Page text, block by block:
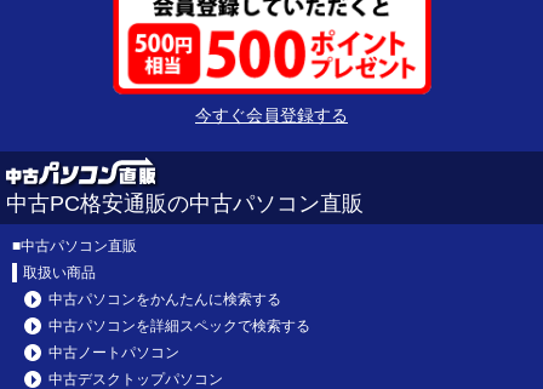
今すぐ会員登録する
中古PC格安通販の中古パソコン直販
■中古パソコン直販
取扱い商品
中古パソコンをかんたんに検索する
中古パソコンを詳細スペックで検索する
中古ノートパソコン
中古デスクトップパソコン